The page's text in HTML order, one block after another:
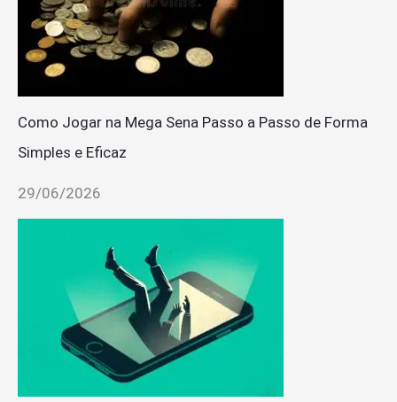
Como Jogar na Mega Sena Passo a Passo de Forma
Simples e Eficaz
29/06/2026